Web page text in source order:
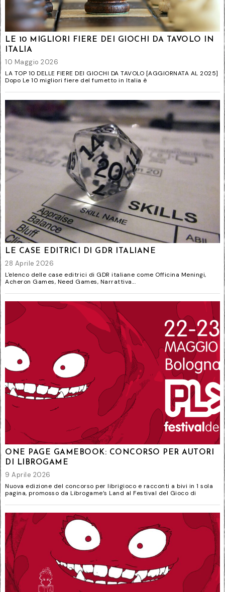
LE 10 MIGLIORI FIERE DEI GIOCHI DA TAVOLO IN
ITALIA
10 Maggio 2026
LA TOP 10 DELLE FIERE DEI GIOCHI DA TAVOLO [AGGIORNATA AL 2025]
Dopo Le 10 migliori fiere del fumetto in Italia è
LE CASE EDITRICI DI GDR ITALIANE
28 Aprile 2026
L'elenco delle case editrici di GDR italiane come Officina Meningi,
Acheron Games, Need Games, Narrattiva...
ONE PAGE GAMEBOOK: CONCORSO PER AUTORI
DI LIBROGAME
9 Aprile 2026
Nuova edizione del concorso per librigioco e racconti a bivi in 1 sola
pagina, promosso da Librogame’s Land al Festival del Gioco di